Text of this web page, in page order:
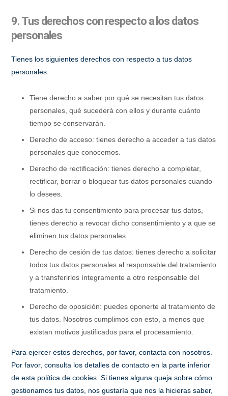
9. Tus derechos con respecto a los datos
personales
Tienes los siguientes derechos con respecto a tus datos
personales:
Tiene derecho a saber por qué se necesitan tus datos
personales, qué sucederá con ellos y durante cuánto
tiempo se conservarán.
Derecho de acceso: tienes derecho a acceder a tus datos
personales que conocemos.
Derecho de rectificación: tienes derecho a completar,
rectificar, borrar o bloquear tus datos personales cuando
lo desees.
Si nos das tu consentimiento para procesar tus datos,
tienes derecho a revocar dicho consentimiento y a que se
eliminen tus datos personales.
Derecho de cesión de tus datos: tienes derecho a solicitar
todos tus datos personales al responsable del tratamiento
y a transferirlos íntegramente a otro responsable del
tratamiento.
Derecho de oposición: puedes oponerte al tratamiento de
tus datos. Nosotros cumplimos con esto, a menos que
existan motivos justificados para el procesamiento.
Para ejercer estos derechos, por favor, contacta con nosotros.
Por favor, consulta los detalles de contacto en la parte inferior
de esta política de cookies. Si tienes alguna queja sobre cómo
gestionamos tus datos, nos gustaría que nos la hicieras saber,